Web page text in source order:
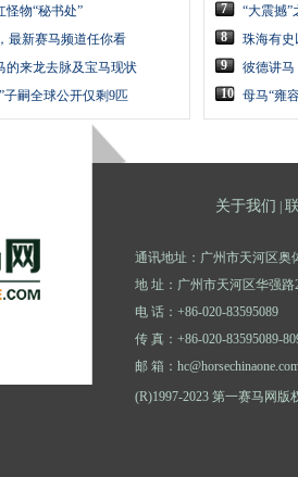
怪物“秘书处”
最新赛马频道任你看
的来龙去脉及宝马现状
嗣全球公开仅剩9匹
7
“大震撼
8
珠海有史
9
彼德讲马
10 母马“雍
关于我们
通讯地址：广州市天河区奥
地 址：广州市天河区华强路
电 话：+86-020-83595089
传 真：+86-020-83595089-
邮 箱：
(R)1997-2023 第一赛马网版